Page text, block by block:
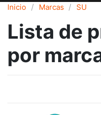
Inicio Marcas SU
Lista de
por